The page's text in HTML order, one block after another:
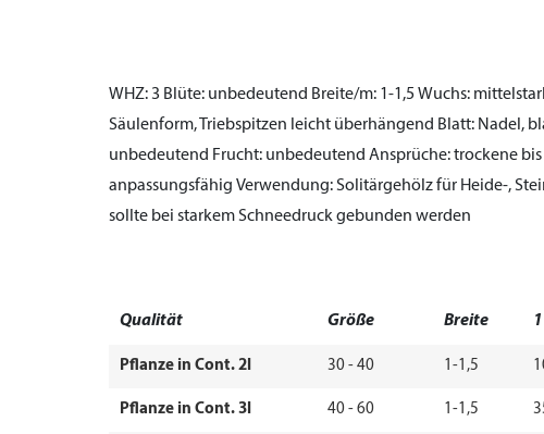
WHZ:3 Blüte: unbedeutend Breite/m: 1-1,5Wuchs:
Säulenform, Triebspitzen leicht überhängend Blatt: Nadel,
unbedeutend Frucht: unbedeutend Ansprüche:trockene
anpassungsfähig Verwendung:Solitärgehölz für Heide-,
sollte bei starkem Schneedruck gebunden werden
Qualität Größe Breite
Pflanze in Cont. 2l 30 - 40 1-1,5
Pflanze in Cont. 3l 40 - 60 1-1,5